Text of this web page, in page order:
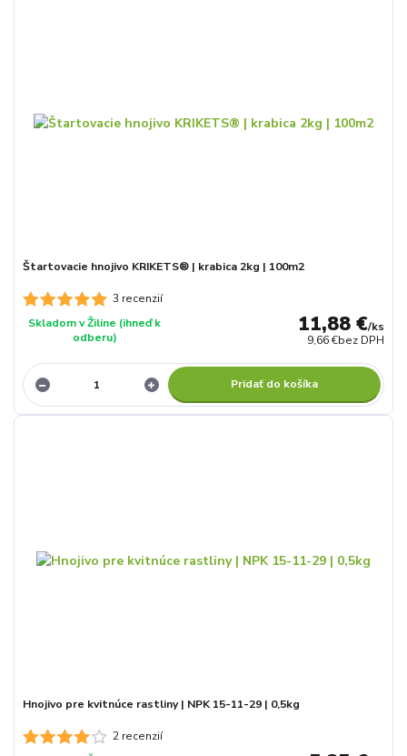
3 recenzií
Štartovacie hnojivo KRIKETS® | krabica 2kg | 100m2
11,88 €/ks
9,66 €bez DPH
Skladom v Žiline (ihneď k
odberu)
Pridať do košíka
2 recenzií
Hnojivo pre kvitnúce rastliny | NPK 15-11-29 | 0,5kg